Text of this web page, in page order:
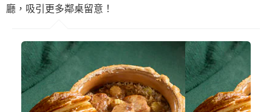
廳，吸引更多鄰桌留意！